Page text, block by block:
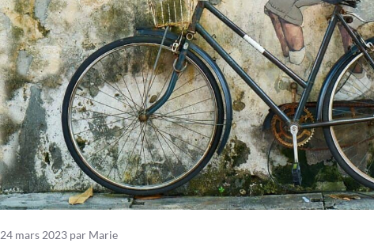
24 mars 2023 par Marie